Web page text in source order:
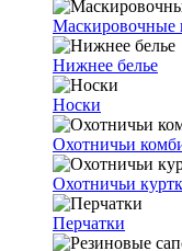
Маскировочные
Нижнее белье
Носки
Охотничьи
Охотничьи
Перчатки